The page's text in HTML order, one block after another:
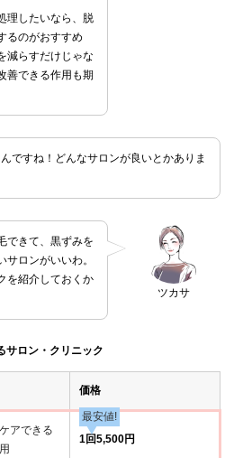
理したいなら、脱
るのがおすすめ
減らすだけじゃな
善できる作用も期
ですね！どんなサロンが良いとかありま
ツカサ
できて、黒ずみを
ロンがいいわ。
を紹介しておくか
サロン・クリニック
価格
アできる
最安値!
1回5,500円